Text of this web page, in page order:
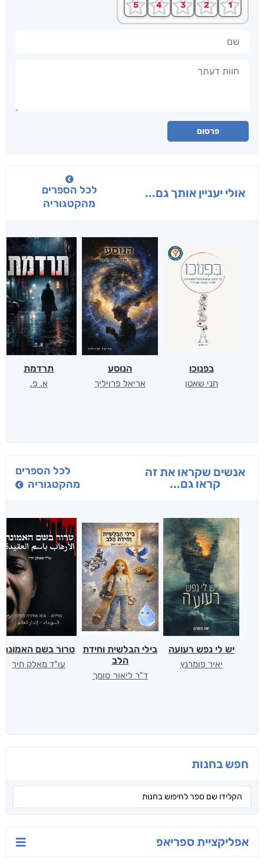
חפש בחנות
אפליקציית ספריאפ
פרסום
אולי יעניין אותך גם...
לכל הספרים
מהקטגוריה
בפנוכו
חני שאטן
הנוסע
אריאל פרויליך
תרדמת
א. פ.
אנשים שקראו את זה
קראו גם...
לכל הספרים
מהקטגוריה
יש לי נפש רעועה
יאיר פומרנץ
בילי הבלשית וחידת
הלב
ד"ר ליאור סומך
טרור בשם האמונה
עו"ד מאלק חיר